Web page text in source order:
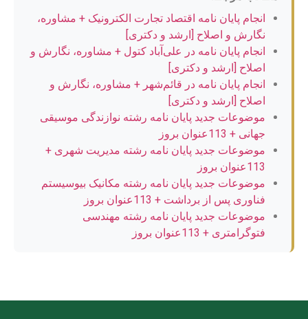
انجام پایان نامه اقتصاد تجارت الکترونیک + مشاوره،
نگارش و اصلاح [ارشد و دکتری]
انجام پایان نامه در علی‌آباد کتول + مشاوره، نگارش و
اصلاح [ارشد و دکتری]
انجام پایان نامه در قائم‌شهر + مشاوره، نگارش و
اصلاح [ارشد و دکتری]
موضوعات جدید پایان نامه رشته نوازندگی موسیقی
جهانی + 113عنوان بروز
موضوعات جدید پایان نامه رشته مدیریت شهری +
113عنوان بروز
موضوعات جدید پایان نامه رشته مکانیک بیوسیستم
فناوری پس از برداشت + 113عنوان بروز
موضوعات جدید پایان نامه رشته مهندسی
فتوگرامتری + 113عنوان بروز